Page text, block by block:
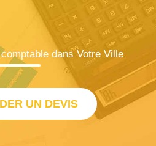
dans Votre Ville
UN DEVIS